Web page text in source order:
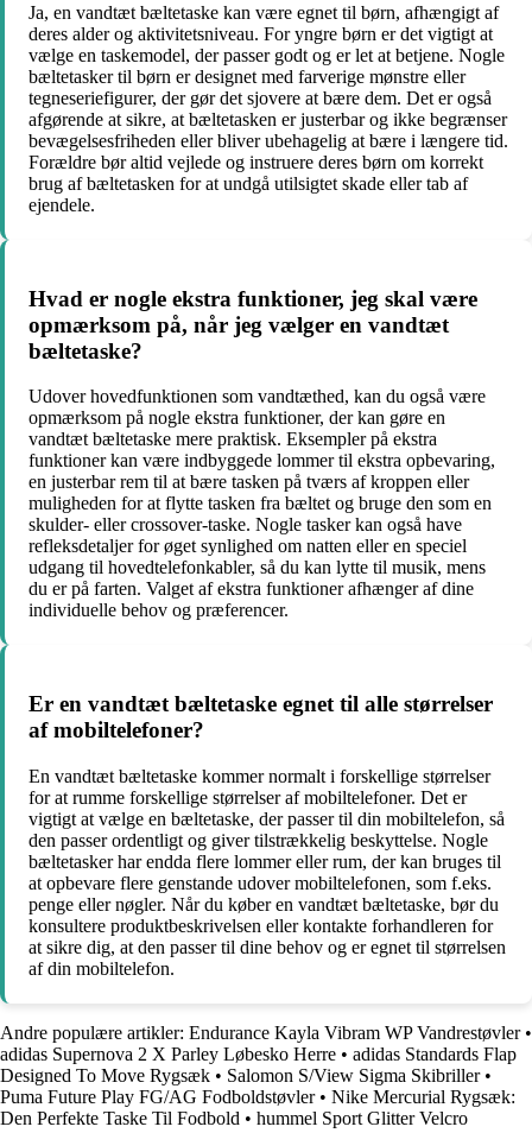
Ja, en vandtæt bæltetaske kan være egnet til børn, afhængigt af
deres alder og aktivitetsniveau. For yngre børn er det vigtigt at
vælge en taskemodel, der passer godt og er let at betjene. Nogle
bæltetasker til børn er designet med farverige mønstre eller
tegneseriefigurer, der gør det sjovere at bære dem. Det er også
afgørende at sikre, at bæltetasken er justerbar og ikke begrænser
bevægelsesfriheden eller bliver ubehagelig at bære i længere tid.
Forældre bør altid vejlede og instruere deres børn om korrekt
brug af bæltetasken for at undgå utilsigtet skade eller tab af
ejendele.
Hvad er nogle ekstra funktioner, jeg skal være
opmærksom på, når jeg vælger en vandtæt
bæltetaske?
Udover hovedfunktionen som vandtæthed, kan du også være
opmærksom på nogle ekstra funktioner, der kan gøre en
vandtæt bæltetaske mere praktisk. Eksempler på ekstra
funktioner kan være indbyggede lommer til ekstra opbevaring,
en justerbar rem til at bære tasken på tværs af kroppen eller
muligheden for at flytte tasken fra bæltet og bruge den som en
skulder- eller crossover-taske. Nogle tasker kan også have
refleksdetaljer for øget synlighed om natten eller en speciel
udgang til hovedtelefonkabler, så du kan lytte til musik, mens
du er på farten. Valget af ekstra funktioner afhænger af dine
individuelle behov og præferencer.
Er en vandtæt bæltetaske egnet til alle størrelser
af mobiltelefoner?
En vandtæt bæltetaske kommer normalt i forskellige størrelser
for at rumme forskellige størrelser af mobiltelefoner. Det er
vigtigt at vælge en bæltetaske, der passer til din mobiltelefon, så
den passer ordentligt og giver tilstrækkelig beskyttelse. Nogle
bæltetasker har endda flere lommer eller rum, der kan bruges til
at opbevare flere genstande udover mobiltelefonen, som f.eks.
penge eller nøgler. Når du køber en vandtæt bæltetaske, bør du
konsultere produktbeskrivelsen eller kontakte forhandleren for
at sikre dig, at den passer til dine behov og er egnet til størrelsen
af din mobiltelefon.
Andre populære artikler: Endurance Kayla Vibram WP Vandrestøvler•
adidas Supernova 2 X Parley Løbesko Herre • adidas Standards Flap
Designed To Move Rygsæk • Salomon S/View Sigma Skibriller•
Puma Future Play FG/AG Fodboldstøvler• Nike Mercurial Rygsæk:
Den Perfekte Taske Til Fodbold • hummel Sport Glitter Velcro